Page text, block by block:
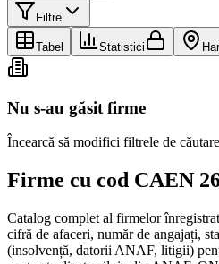
Filtre
Tabel Statistici
Nu s-au găsit firme
Încearcă să modifici filtrele de căutare
Firme cu cod CAEN
Catalog complet al firmelor
cifră de afaceri, număr de angajați,
(insolvență, datorii ANAF, litigii)